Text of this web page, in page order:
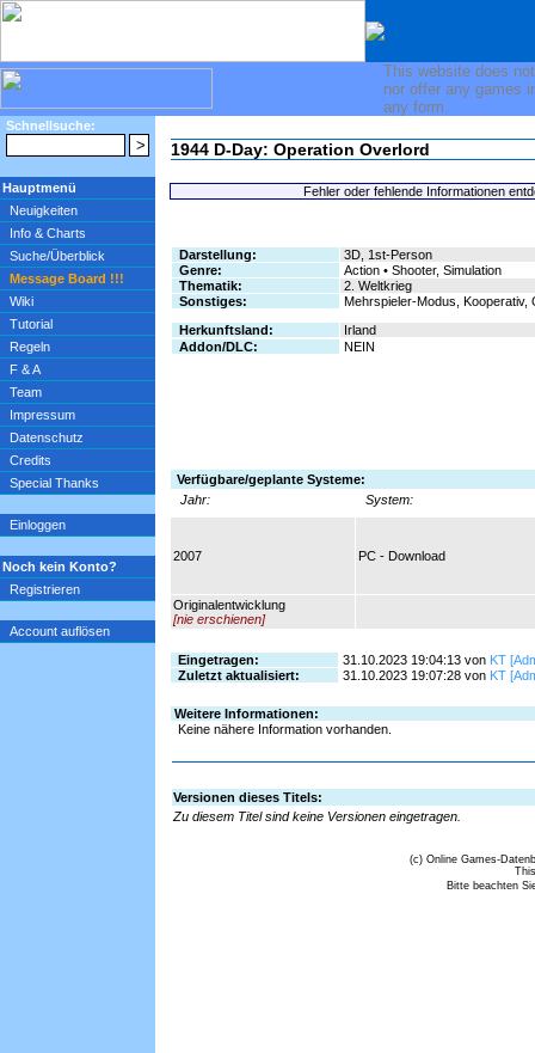
This website does
nor offer any games
any form.
Schnellsuche:
Hauptmenü
Neuigkeiten
Info & Charts
Suche/Überblick
Message Board !!!
Wiki
Tutorial
Regeln
F & A
Team
Impressum
Datenschutz
Credits
Special Thanks
Einloggen
Noch kein Konto?
Registrieren
Account auflösen
1944 D-Day: Operation Overlord
Fehler oder fehlende Informationen
Darstellung:
3D, 1st-Person
Genre:
Action • Shooter, Simulation
Thematik:
2. Weltkrieg
Sonstiges:
Mehrspieler-Modus, Kooperativ,
Herkunftsland:
Irland
Addon/DLC:
NEIN
Verfügbare/geplante Systeme:
Jahr:
System:
2007 PC - Download
Originalentwicklung
[nie erschienen]
Eingetragen: 31.10.2023 19:04:13 von KT
Zuletzt aktualisiert:
31.10.2023 19:07:28 von KT
Weitere Informationen:
Keine nähere Information vorhanden.
Versionen dieses Titels:
Zu diesem Titel sind keine Versionen eingetragen.
(c) Online Games-
Bitte beachten